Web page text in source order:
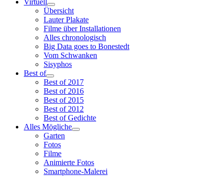
Virtuell
Übersicht
Lauter Plakate
Filme über Installationen
Alles chronologisch
Big Data goes to Bonestedt
Vom Schwanken
Sisyphos
Best of
Best of 2017
Best of 2016
Best of 2015
Best of 2012
Best of Gedichte
Alles Mögliche
Garten
Fotos
Filme
Animierte Fotos
Smartphone-Malerei